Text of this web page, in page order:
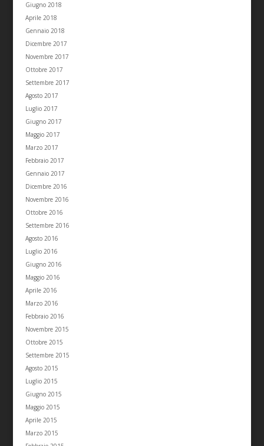
Giugno 2018
Aprile 2018
Gennaio 2018
Dicembre 2017
Novembre 2017
Ottobre 2017
Settembre 2017
Agosto 2017
Luglio 2017
Giugno 2017
Maggio 2017
Marzo 2017
Febbraio 2017
Gennaio 2017
Dicembre 2016
Novembre 2016
Ottobre 2016
Settembre 2016
Agosto 2016
Luglio 2016
Giugno 2016
Maggio 2016
Aprile 2016
Marzo 2016
Febbraio 2016
Novembre 2015
Ottobre 2015
Settembre 2015
Agosto 2015
Luglio 2015
Giugno 2015
Maggio 2015
Aprile 2015
Marzo 2015